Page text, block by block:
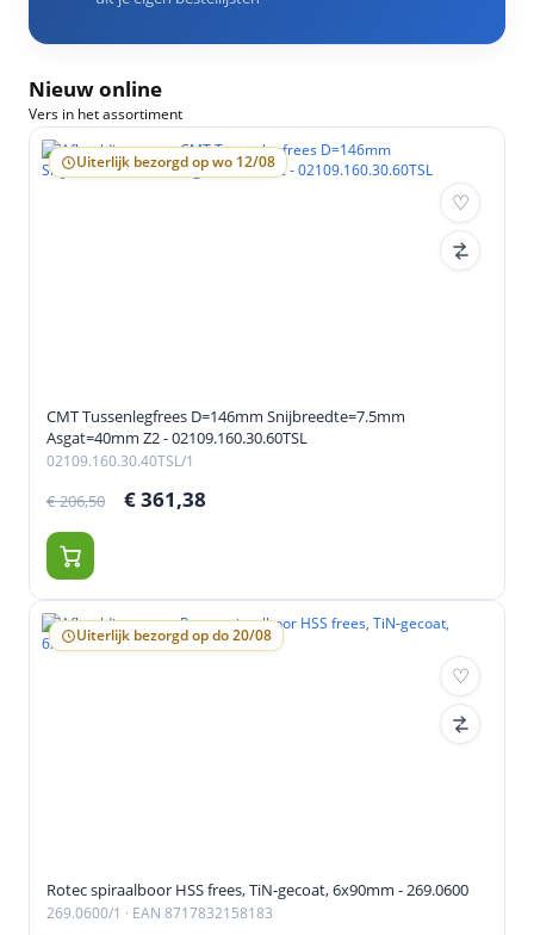
Nieuw online
Vers in het assortiment
Uiterlijk bezorgd op wo 12/08
CMT Tussenlegfrees D=146mm Snijbreedte=7.5mm
Asgat=40mm Z2 - 02109.160.30.60TSL
02109.160.30.40TSL/1
€ 206,50 € 361,38
Uiterlijk bezorgd op do 20/08
Rotec spiraalboor HSS frees, TiN-gecoat, 6x90mm - 269.0600
269.0600/1 · EAN 8717832158183